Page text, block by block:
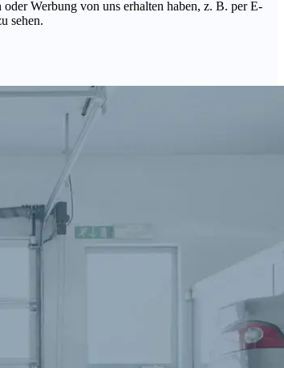
Werbung von uns erhalten haben, z. B. per E-
sehen.